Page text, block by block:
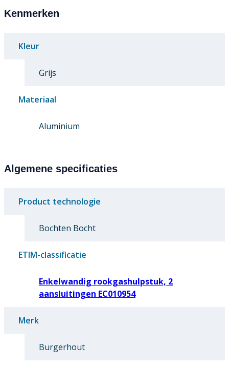
Kenmerken
Kleur
Grijs
Materiaal
Aluminium
Algemene specificaties
Product technologie
Bochten Bocht
ETIM-classificatie
Enkelwandig rookgashulpstuk, 2
aansluitingen EC010954
Merk
Burgerhout